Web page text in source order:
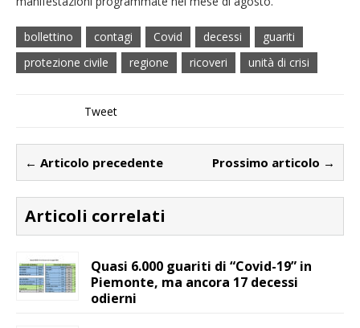
bollettino contagi Covid decessi
guariti
protezione civile
regione ricoveri unità di crisi
Tweet
← Articolo precedente Prossimo articolo →
Articoli correlati
Quasi 6.000 guariti di “Covid-19” in
Piemonte, ma ancora 17 decessi
odierni